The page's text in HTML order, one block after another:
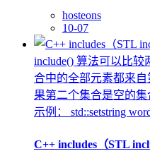
hosteons
10-07
include() 算法可以比
合中的全部元素都来自
果第二个集合是空的
示例： std::setstring
C++ includes（STL